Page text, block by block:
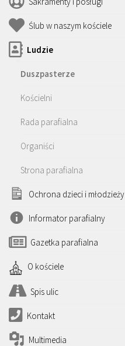
Ślub w naszym kościele
Ludzie
Duszpasterze
Kościelni
Rada parafialna
Organiści
Strona parafialna
Ochrona dzieci i młodzieży
Informator parafialny
Gazetka parafialna
O kościele
Spis ulic
Kontakt
Multimedia